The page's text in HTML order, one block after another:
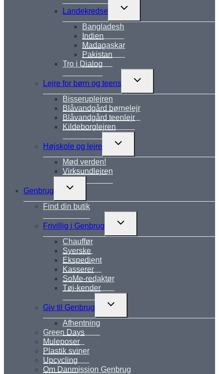
Landekredse
Skift
Bangladesh
Indien
Madagaskar
Pakistan
Tro i Dialog
Lejre for børn og teens
Skift
Bisseruplejren
Blåvandgård børnelejr
Blåvandgård teenlejr
Kildeborglejren
Højskole og lejre
Skift
Mød verden!
Virksundlejren
Genbrug
Skift
Find din butik
Frivillig i Genbrug
Skift
Chauffør
Syerske
Ekspedient
Kasserer
SoMe-redaktør
Tøj-kender
Giv til Genbrug
Skift
Afhentning
Green Days
Muleposer
Plastik sviner
Upcycling
Om Danmission Genbrug